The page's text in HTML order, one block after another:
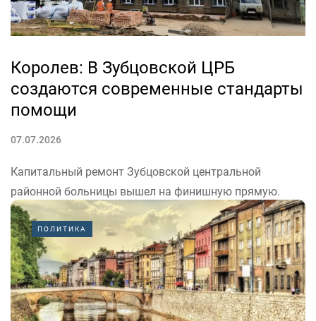
Королев: В Зубцовской ЦРБ
создаются современные стандарты
помощи
07.07.2026
Капитальный ремонт Зубцовской центральной
районной больницы вышел на финишную прямую.
Готовность объекта достигла 70%, сообщил врио
губернатора Тверской области Виталий Королев в
своём канале в «Максе».
«Раньше за многими сложными исследованиями
людям приходилось ездить в соседний Ржев или
ПОЛИТИКА